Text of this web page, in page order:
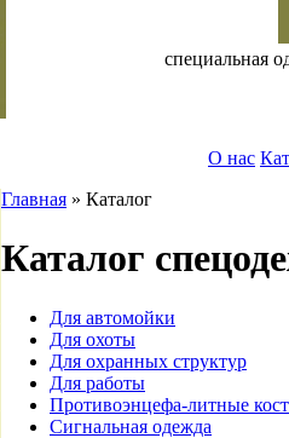
специальная
О нас
Главная » Каталог
Каталог
Для автомойки
Для охоты
Для охранных структур
Для работы
Противоэнцефа-литные
Сигнальная одежда